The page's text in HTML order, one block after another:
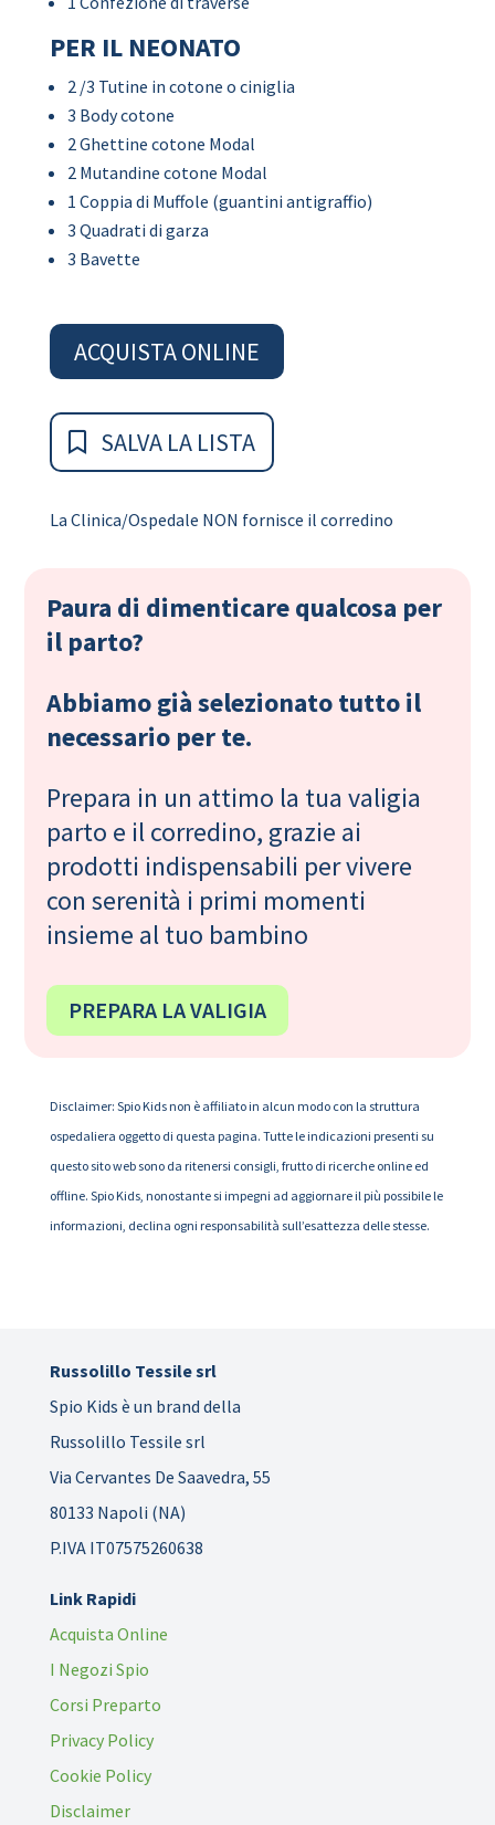
PER IL NEONATO
2 /3 Tutine in cotone o ciniglia
3 Body cotone
2 Ghettine cotone Modal
2 Mutandine cotone Modal
1 Coppia di Muffole (guantini antigraffio)
3 Quadrati di garza
3 Bavette
ACQUISTA ONLINE
SALVA LA LISTA
La Clinica/Ospedale NON fornisce il corredino
Paura di dimenticare qualcosa per
il parto?
Abbiamo già selezionato tutto il
necessario per te.
Prepara in un attimo la tua valigia
parto e il corredino, grazie ai
prodotti indispensabili per vivere
con serenità i primi momenti
insieme al tuo bambino
PREPARA LA VALIGIA
Disclaimer: Spio Kids non è affiliato in alcun modo con la struttura
ospedaliera oggetto di questa pagina. Tutte le indicazioni presenti su
questo sito web sono da ritenersi consigli, frutto di ricerche online ed
offline. Spio Kids, nonostante si impegni ad aggiornare il più possibile le
informazioni, declina ogni responsabilità sull’esattezza delle stesse.
Russolillo Tessile srl
Spio Kids è un brand della
Russolillo Tessile srl
Via Cervantes De Saavedra, 55
80133 Napoli (NA)
P.IVA IT07575260638
Link Rapidi
Acquista Online
I Negozi Spio
Corsi Preparto
Privacy Policy
Cookie Policy
Disclaimer